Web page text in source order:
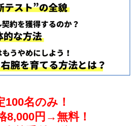
100名のみ！
8,000円→無料！